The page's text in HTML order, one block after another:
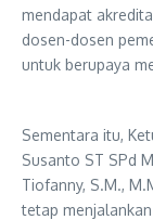
mendapat
dosen-dosen
untuk berupaya
Sementara itu,
Susanto ST SPd
Tiofanny, S.M.,
tetap